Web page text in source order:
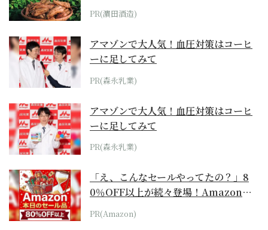
PR(濵田酒造)
アマゾンで大人気！血圧対策はコーヒ
ーに足してみて
PR(森永乳業)
アマゾンで大人気！血圧対策はコーヒ
ーに足してみて
PR(森永乳業)
「え、こんなセールやってたの？」8
0％OFF以上が続々登場！Amazonの
本気が...
PR(Amazon)